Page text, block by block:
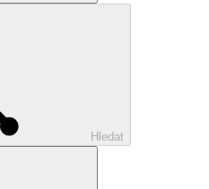
Hledat